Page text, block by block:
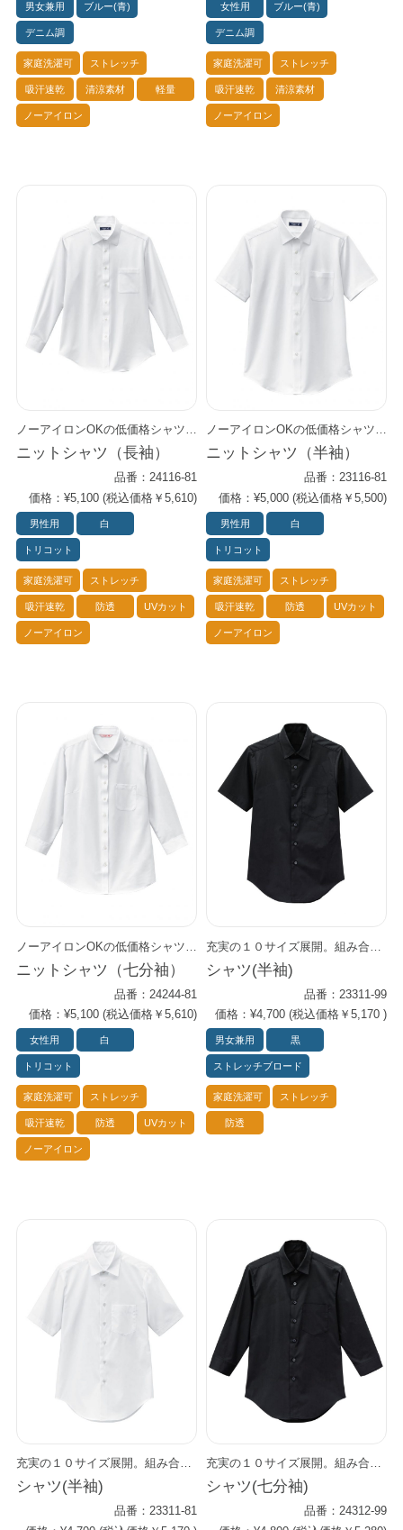
男女兼用 ブルー(青)
デニム調
家庭洗濯可 ストレッチ
吸汗速乾 清涼素材 軽量
ノーアイロン
女性用 ブルー(青)
デニム調
家庭洗濯可 ストレッチ
吸汗速乾 清涼素材
ノーアイロン
ノーアイロンOKの低価格シャツ。 定番レギュラーカラーで、 インナーとしても一枚着としてもスタイリング可能な万能アイテム。 働く現場のあらゆるシーンを想定し、 動きやすさ、着心地の良さ、扱いやすさにこだわった高機能性シャツです。 多機能ながらもお得な低価格を実現した、高パフォーマンス・シャツ。 肌触り滑らかなトリコット素材で耐久性が高く、ランニングコストを削減できます。 また、豊富なサイズ展開でさまざまな身長や体型に対応します。
ニットシャツ（長袖）
品番：24116-81
価格：¥5,100 (税込価格￥5,610)
男性用 白
トリコット
家庭洗濯可 ストレッチ
吸汗速乾 防透 UVカット
ノーアイロン
ノーアイロンOKの低価格シャツ。 定番レギュラーカラーで、 インナーとしても一枚着としてもスタイリング可能な万能アイテム。 働く現場のあらゆるシーンを想定し、 動きやすさ、着心地の良さ、扱いやすさにこだわった高機能性シャツです。 多機能ながらもお得な低価格を実現した、高パフォーマンス・シャツ。 肌触り滑らかなトリコット素材で耐久性が高く、ランニングコストを削減できます。 また、豊富なサイズ展開でさまざまな身長や体型に対応します。
ニットシャツ（半袖）
品番：23116-81
価格：¥5,000 (税込価格￥5,500)
男性用 白
トリコット
家庭洗濯可 ストレッチ
吸汗速乾 防透 UVカット
ノーアイロン
ニットシャツ（七分袖）
品番：24244-81
価格：¥5,100 (税込価格￥5,610)
女性用 白
トリコット
家庭洗濯可 ストレッチ
吸汗速乾 防透 UVカット
ノーアイロン
シャツ(半袖)
品番：23311-99
価格：¥4,700 (税込価格￥5,170 )
男女兼用 黒
ストレッチブロード
家庭洗濯可 ストレッチ
防透
充実の１０サイズ展開。組み合わせ自在のプライムシャツ。 男女兼用でインナーにも最適の万能アイテムです。 お手頃価格でコスト面と機能面の両方をしっかりサポート。 清潔感のあるシンプルな着こなしにぴったり。 トレンドを感じさせながらも上品なシーンを演出します。 Primeflex®という上質・高機能ストレッチ素材を使用。 すっきりとしたシルエットなのにストレス・フリーな着心地を実現しました。 どんなワークシーンにもしなやかに対応します。 防透効果も優れており、安心です。
シャツ(半袖)
品番：23311-81
充実の１０サイズ展開。組み合わせ自在のプライムシャツ。 男女兼用でインナーにも最適の万能アイテムです。 お手頃価格でコスト面と機能面の両方をしっかりサポート。 スモーキーカラーや粋なストライプのエプロンや小物とコーデすれば、 トレンドを感じさせながらも上品なシーンを演出します。 Primeflex®という上質・高機能ストレッチ素材を使用。 すっきりとしたシルエットなのにストレス・フリーな着心地を実現しました。 どんなワークシーンにもしなやかに対応します。 防透効果も優れており、安心です。
シャツ(七分袖)
品番：24312-99